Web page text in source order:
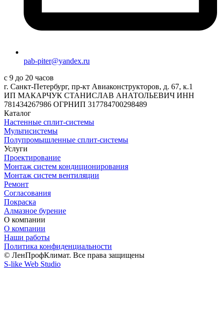
pab-piter@yandex.ru
с 9 до 20 часов
г. Санкт-Петербург, пр-кт Авиаконструкторов, д. 67, к.1
ИП МАКАРЧУК СТАНИСЛАВ АНАТОЛЬЕВИЧ ИНН
781434267986 ОГРНИП 317784700298489
Каталог
Настенные сплит-системы
Мультисистемы
Полупромышленные сплит-системы
Услуги
Проектирование
Монтаж систем кондиционирования
Монтаж систем вентиляции
Ремонт
Согласования
Покраска
Алмазное бурение
О компании
О компании
Наши работы
Политика конфиденциальности
© ЛенПрофКлимат. Все права защищены
S-like Web Studio